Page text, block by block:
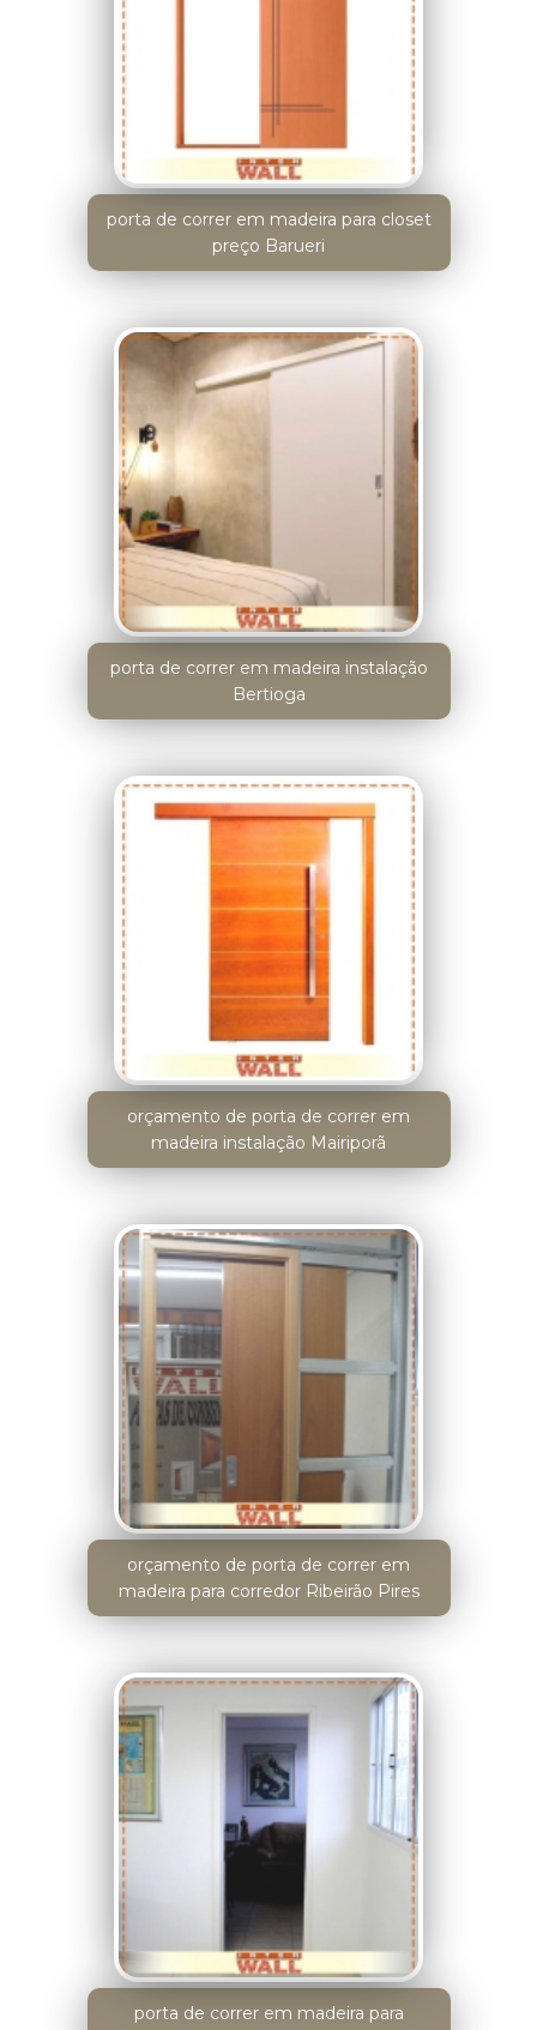
porta de correr em madeira para closet
preço Barueri
porta de correr em madeira instalação
Bertioga
orçamento de porta de correr em
madeira instalação Mairiporã
orçamento de porta de correr em
madeira para corredor Ribeirão Pires
porta de correr em madeira para